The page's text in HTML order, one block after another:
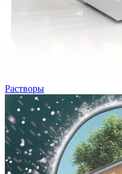
Растворы